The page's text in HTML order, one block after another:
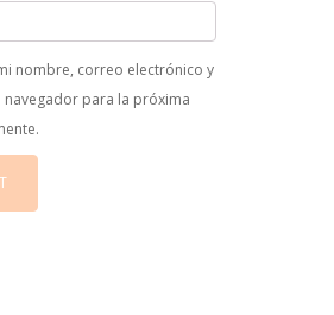
nombre, correo electrónico y
navegador para la próxima